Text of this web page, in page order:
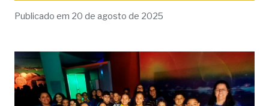
Publicado em 20 de agosto de 2025